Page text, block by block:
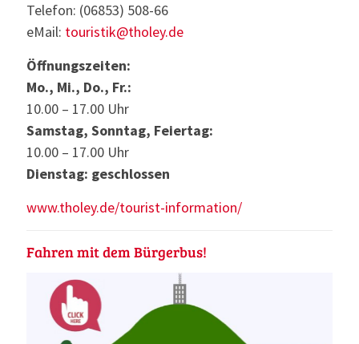
Telefon: (06853) 508-66
eMail: touristik@tholey.de
Öffnungszeiten:
Mo., Mi., Do., Fr.:
10.00 – 17.00 Uhr
Samstag, Sonntag, Feiertag:
10.00 – 17.00 Uhr
Dienstag: geschlossen
www.tholey.de/tourist-information/
Fahren mit dem Bürgerbus!